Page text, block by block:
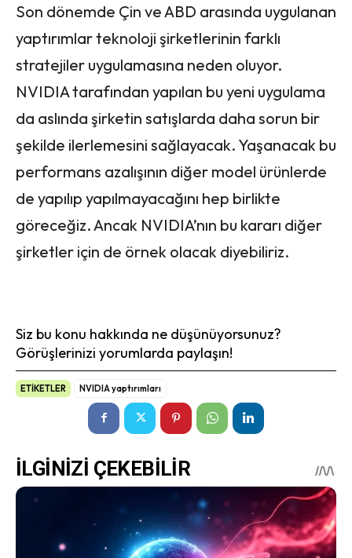
Son dönemde Çin ve ABD arasında uygulanan
yaptırımlar teknoloji şirketlerinin farklı
stratejiler uygulamasına neden oluyor.
NVIDIA tarafından yapılan bu yeni uygulama
da aslında şirketin satışlarda daha sorun bir
şekilde ilerlemesini sağlayacak. Yaşanacak bu
performans azalışının diğer model ürünlerde
de yapılıp yapılmayacağını hep birlikte
göreceğiz. Ancak NVIDIA’nın bu kararı diğer
şirketler için de örnek olacak diyebiliriz.
Siz bu konu hakkında ne düşünüyorsunuz?
Görüşlerinizi yorumlarda paylaşın!
ETİKETLER NVIDIA yaptırımları